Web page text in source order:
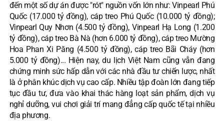
đến một số dự án được "rót" nguồn vốn lớn như: Vinpearl Phú
Quốc (17.000 tỷ đồng), cáp treo Phú Quốc (10.000 tỷ đồng);
Vinpearl Quy Nhơn (4.500 tỷ đồng), Vinpearl Hạ Long (1.200
tỷ đồng), cáp treo Bà Nà (hơn 6.000 tỷ đồng), cáp treo Mường
Hoa Phan Xi Păng (4.500 tỷ đồng), cáp treo Bãi Cháy (hơn
5.000 tỷ đồng)... Hiện nay, du lịch Việt Nam cũng vẫn đang
chứng minh sức hấp dẫn với các nhà đầu tư chiến lược, nhất
là ở phân khúc dịch vụ cao cấp. Nhiều tập đoàn lớn đang tiếp
tục đầu tư, đưa vào khai thác hàng loạt sản phẩm, dịch vụ
nghỉ dưỡng, vui chơi giải trí mang đẳng cấp quốc tế tại nhiều
địa phương.